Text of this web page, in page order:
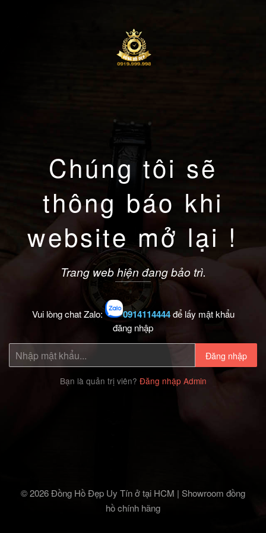
Chúng tôi sẽ
thông báo khi
website mở lại !
Trang web hiện đang bảo trì.
Vui lòng chat Zalo: 0914114444để lấy mật khẩu
đăng nhập
Đăng nhập
Bạn là quản trị viên? Đăng nhập Admin
© 2026 Đồng Hồ Đẹp Uy Tín ở tại HCM | Showroom đồng
hồ chính hãng‎